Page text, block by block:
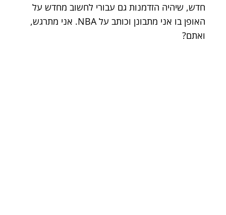
חדש, שיהיה הזדמנות גם עבורי לחשוב מחדש על
האופן בו אני מתבונן וכותב על NBA. אני מתרגש,
ואתם?